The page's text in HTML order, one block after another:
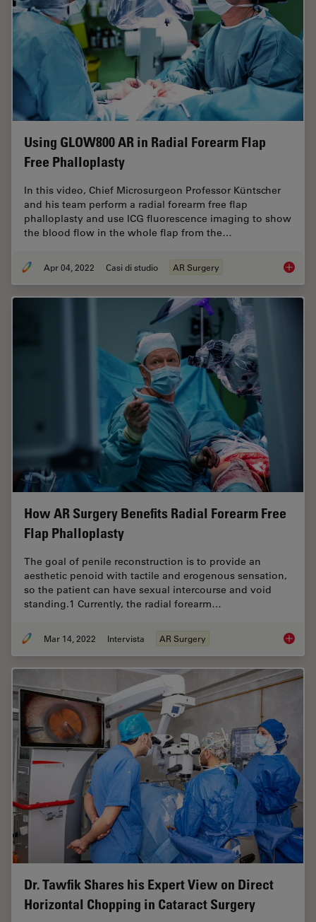
Using GLOW800 AR in Radial Forearm Flap
Free Phalloplasty
In this video, Chief Microsurgeon Professor Küntscher
and his team perform a radial forearm free flap
phalloplasty and use ICG fluorescence imaging to show
the blood flow in the whole flap from the…
Apr 04, 2022 Casi di studio AR Surgery Using
How AR Surgery Benefits Radial Forearm Free
Flap Phalloplasty
The goal of penile reconstruction is to provide an
aesthetic penoid with tactile and erogenous sensation,
so the patient can have sexual intercourse and void
standing.1 Currently, the radial forearm…
Mar 14, 2022 Intervista AR Surgery How
Dr. Tawfik Shares his Expert View on Direct
Horizontal Chopping in Cataract Surgery